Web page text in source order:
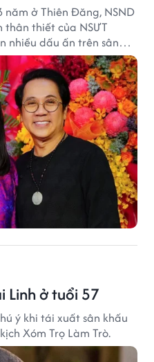
năm ở Thiên Đăng, NSND
thiết của NSƯT
nhiều dấu ấn trên sân
Linh ở tuổi 57
ý khi tái xuất sân khấu
Xóm Trọ Làm Trò.